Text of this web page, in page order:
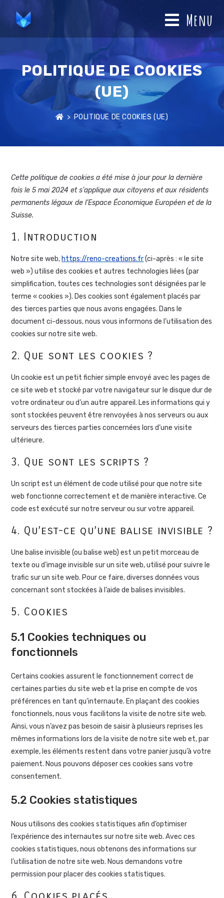
Menu
POLITIQUE DE COOKIES
(UE)
> POLITIQUE DE COOKIES (UE)
Cette politique de cookies a été mise à jour pour la dernière
fois le 5 mai 2024 et s’applique aux citoyens et aux résidents
permanents légaux de l’Espace Économique Européen et de la
Suisse.
1. Introduction
Notre site web, https://reno-creations.fr(ci-après : « le site
web ») utilise des cookies et autres technologies liées (par
simplification, toutes ces technologies sont désignées par le
terme « cookies »). Des cookies sont également placés par
des tierces parties que nous avons engagées. Dans le
document ci-dessous, nous vous informons de l’utilisation des
cookies sur notre site web.
2. Que sont les cookies ?
Un cookie est un petit fichier simple envoyé avec les pages de
ce site web et stocké par votre navigateur sur le disque dur de
votre ordinateur ou d’un autre appareil. Les informations qui y
sont stockées peuvent être renvoyées à nos serveurs ou aux
serveurs des tierces parties concernées lors d’une visite
ultérieure.
3. Que sont les scripts ?
Un script est un élément de code utilisé pour que notre site
web fonctionne correctement et de manière interactive. Ce
code est exécuté sur notre serveur ou sur votre appareil.
4. Qu’est-ce qu’une balise invisible ?
Une balise invisible (ou balise web) est un petit morceau de
texte ou d’image invisible sur un site web, utilisé pour suivre le
trafic sur un site web. Pour ce faire, diverses données vous
concernant sont stockées à l’aide de balises invisibles.
5. Cookies
5.1 Cookies techniques ou
fonctionnels
Certains cookies assurent le fonctionnement correct de
certaines parties du site web et la prise en compte de vos
préférences en tant qu’internaute. En plaçant des cookies
fonctionnels, nous vous facilitons la visite de notre site web.
Ainsi, vous n’avez pas besoin de saisir à plusieurs reprises les
mêmes informations lors de la visite de notre site web et, par
exemple, les éléments restent dans votre panier jusqu’à votre
paiement. Nous pouvons déposer ces cookies sans votre
consentement.
5.2 Cookies statistiques
Nous utilisons des cookies statistiques afin d’optimiser
l’expérience des internautes sur notre site web. Avec ces
cookies statistiques, nous obtenons des informations sur
l’utilisation de notre site web. Nous demandons votre
permission pour placer des cookies statistiques.